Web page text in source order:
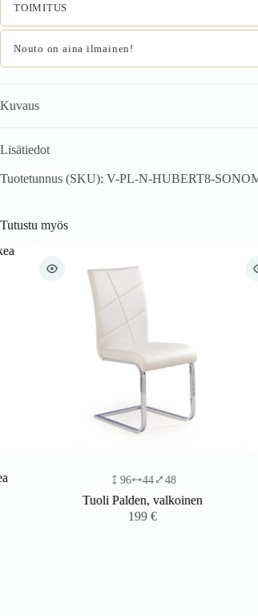
TOIMITUS
Nouto on aina ilmainen!
Kuvaus
Lisätiedot
Tuotetunnus (SKU): V-PL-N-HUBERT8-
Tutustu myös
44 48
Tuoli Palden, valkoinen